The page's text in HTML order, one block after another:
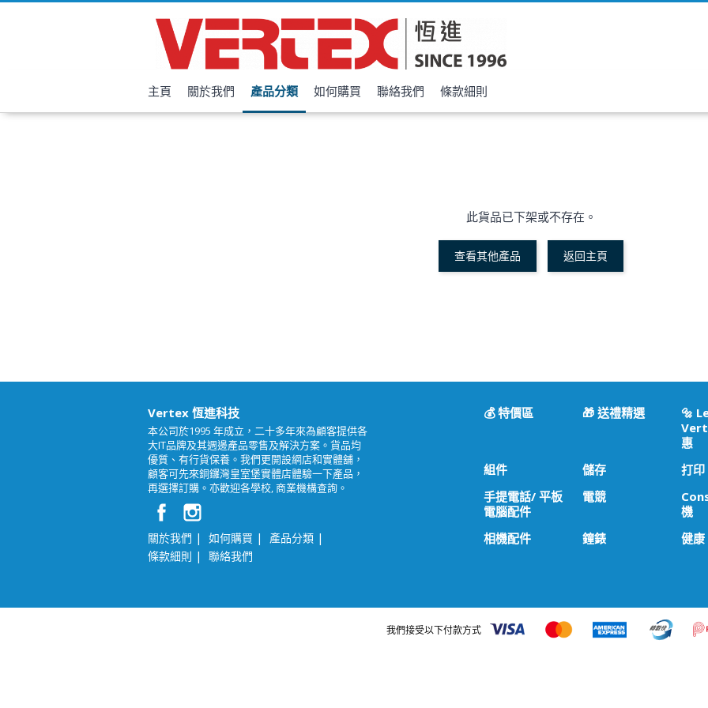
主頁 關於我們 產品分類 如何購買 聯絡我們 條款細則
此貨品已下架或不存在。
查看其他產品 返回主頁
Vertex 恆進科技
本公司於1995 年成立，二十多年來為顧客提供各
大IT品牌及其週邊產品零售及解決方案。貨品均
優質、有行貨保養。我們更開設網店和實體舖，
顧客可先來銅鑼灣皇室堡實體店體驗一下產品，
再選擇訂購。亦歡迎各學校, 商業機構查詢。
關於我們 | 如何購買 | 產品分類 |
條款細則 | 聯絡我們
💰 特價區 🎁 送禮精選
🔩
惠
組件
儲存
打印
手提電話/ 平板
電腦配件
電競
機
相機配件
鐘錶 健康
我們接受以下付款方式